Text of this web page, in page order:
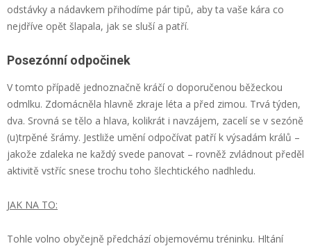
odstávky a nádavkem přihodíme pár tipů, aby ta vaše kára co
nejdříve opět šlapala, jak se sluší a patří.
Posezónní odpočinek
V tomto případě jednoznačně kráčí o doporučenou běžeckou
odmlku. Zdomácněla hlavně zkraje léta a před zimou. Trvá týden,
dva. Srovná se tělo a hlava, kolikrát i navzájem, zacelí se v sezóně
(u)trpěné šrámy. Jestliže umění odpočívat patří k výsadám králů –
jakože zdaleka ne každý svede panovat – rovněž zvládnout předěl
aktivitě vstříc snese trochu toho šlechtického nadhledu.
JAK NA TO:
Tohle volno obyčejně předchází objemovému tréninku. Hltání